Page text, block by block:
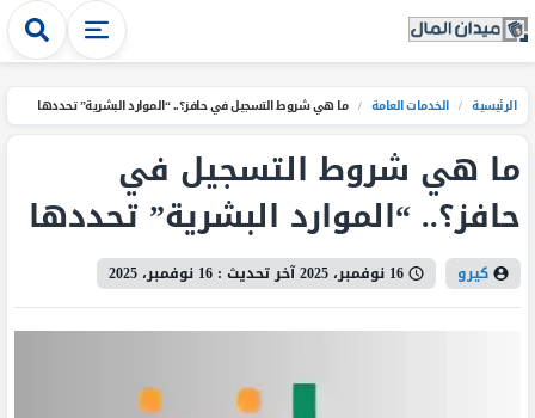
الرئيسية / الخدمات العامة / ما هي شروط التسجيل في حافز؟.. “الموارد البشرية” تحددها
ما هي شروط التسجيل في
حافز؟.. “الموارد البشرية” تحددها
كيرو 16 نوفمبر، 2025 آخر تحديث : 16 نوفمبر، 2025